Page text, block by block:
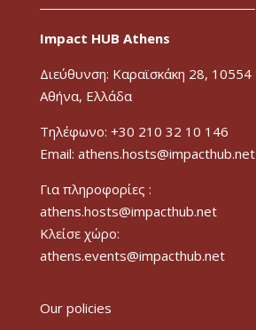
Impact HUB Athens
Διεύθυνση: Καραϊσκάκη 28, 10554
Αθήνα, Ελλάδα
Τηλέφωνο: +30 210 32 10 146
Email: athens.hosts@impacthub.net
Για πληροφορίες :
athens.hosts@impacthub.net
Κλείσε χώρο:
athens.events@impacthub.net
Our policies